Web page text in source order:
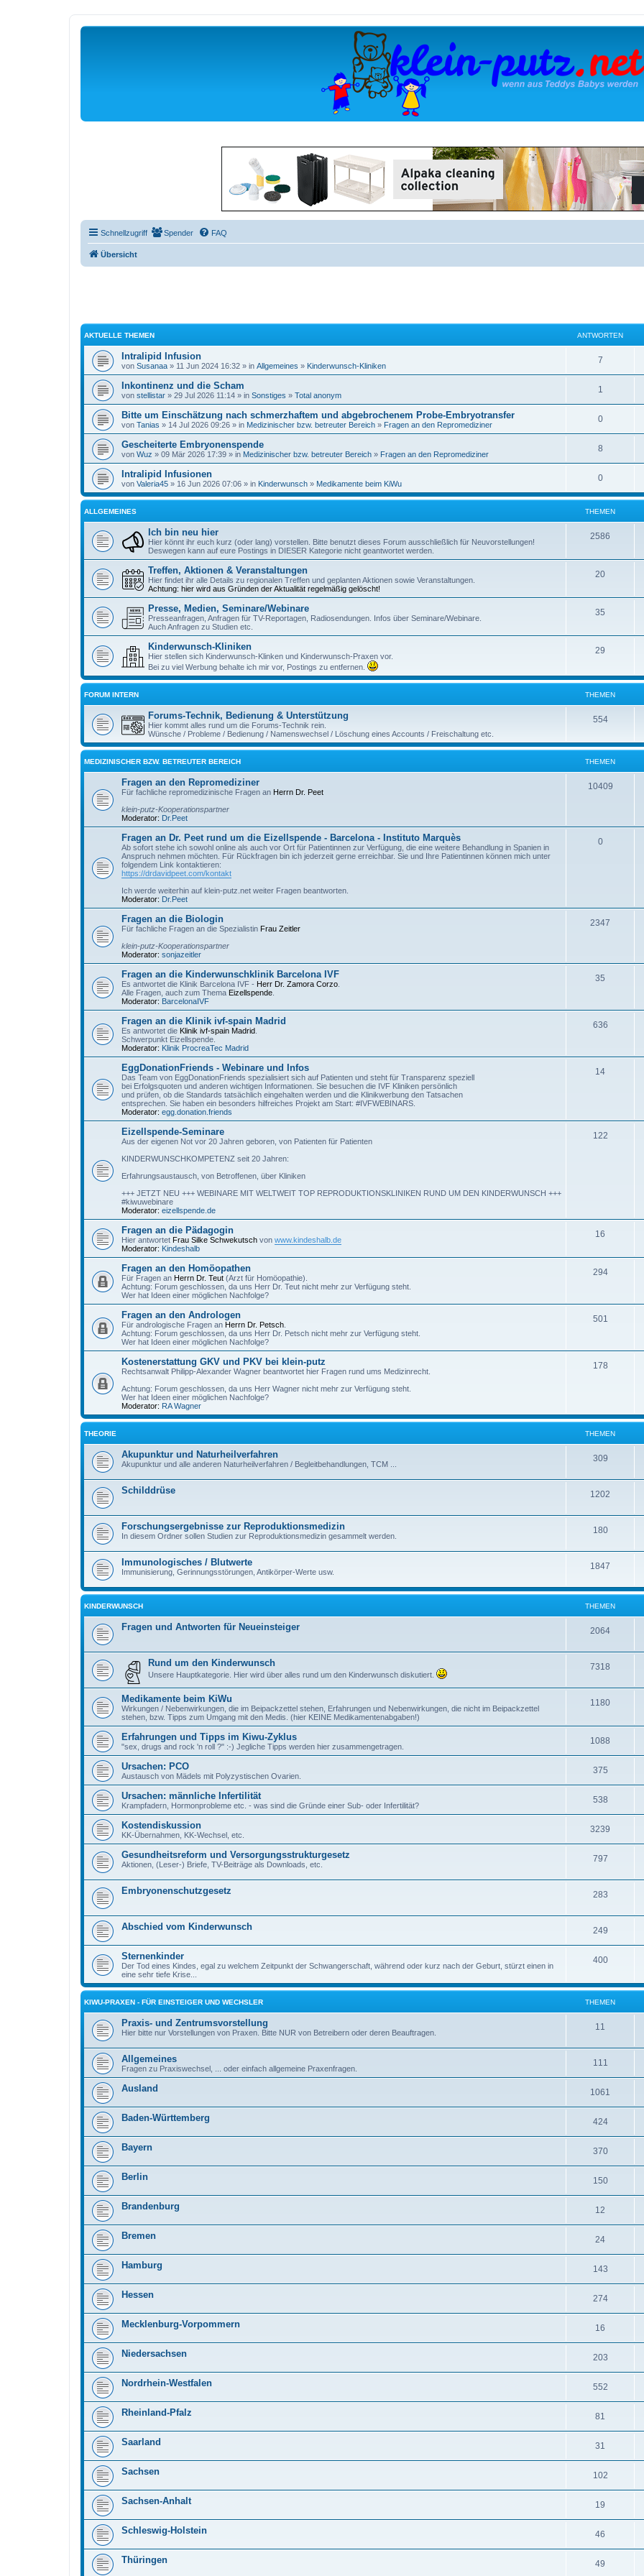
Schnellzugriff Spender FAQ
Übersicht
AKTUELLE THEMEN ANTWORTEN
Intralipid Infusion
von Susanaa » 11 Jun 2024 16:32 » in Allgemeines » Kinderwunsch-Kliniken
7
Inkontinenz und die Scham
von stellistar » 29 Jul 2026 11:14 » in Sonstiges » Total anonym
1
Bitte um Einschätzung nach schmerzhaftem und abgebrochenem Probe-Embryotransfer
von Tanias » 14 Jul 2026 09:26 » in Medizinischer bzw. betreuter Bereich » Fragen an den Repromediziner
0
Gescheiterte Embryonenspende
von Wuz » 09 Mär 2026 17:39 » in Medizinischer bzw. betreuter Bereich » Fragen an den Repromediziner
8
Intralipid Infusionen
von Valeria45 » 16 Jun 2026 07:06 » in Kinderwunsch » Medikamente beim KiWu
0
ALLGEMEINES THEMEN
Ich bin neu hier
Hier könnt ihr euch kurz (oder lang) vorstellen. Bitte benutzt dieses Forum ausschließlich für Neuvorstellungen!
Deswegen kann auf eure Postings in DIESER Kategorie nicht geantwortet werden.
2586
Treffen, Aktionen & Veranstaltungen
Hier findet ihr alle Details zu regionalen Treffen und geplanten Aktionen sowie Veranstaltungen.
Achtung: hier wird aus Gründen der Aktualität regelmäßig gelöscht!
20
Presse, Medien, Seminare/Webinare
Presseanfragen, Anfragen für TV-Reportagen, Radiosendungen. Infos über Seminare/Webinare.
Auch Anfragen zu Studien etc.
35
Kinderwunsch-Kliniken
Hier stellen sich Kinderwunsch-Klinken und Kinderwunsch-Praxen vor.
Bei zu viel Werbung behalte ich mir vor, Postings zu entfernen.
29
FORUM INTERN THEMEN
Forums-Technik, Bedienung & Unterstützung
Hier kommt alles rund um die Forums-Technik rein.
Wünsche / Probleme / Bedienung / Namenswechsel / Löschung eines Accounts / Freischaltung etc.
554
MEDIZINISCHER BZW. BETREUTER BEREICH THEMEN
Fragen an den Repromediziner
Für fachliche repromedizinische Fragen an Herrn Dr. Peet
klein-putz-Kooperationspartner
Moderator: Dr.Peet
10409
Fragen an Dr. Peet rund um die Eizellspende - Barcelona - Instituto Marquès
Ab sofort stehe ich sowohl online als auch vor Ort für Patientinnen zur Verfügung, die eine weitere Behandlung in Spanien in
Anspruch nehmen möchten. Für Rückfragen bin ich jederzeit gerne erreichbar. Sie und Ihre Patientinnen können mich unter
folgendem Link kontaktieren:
https://drdavidpeet.com/kontakt
Ich werde weiterhin auf klein-putz.net weiter Fragen beantworten.
Moderator: Dr.Peet
0
Fragen an die Biologin
Für fachliche Fragen an die Spezialistin Frau Zeitler
klein-putz-Kooperationspartner
Moderator: sonjazeitler
2347
Fragen an die Kinderwunschklinik Barcelona IVF
Es antwortet die Klinik Barcelona IVF - Herr Dr. Zamora Corzo
Alle Fragen, auch zum Thema Eizellspende
Moderator: BarcelonaIVF
35
Fragen an die Klinik ivf-spain Madrid
Es antwortet die Klinik ivf-spain Madrid
Schwerpunkt Eizellspende.
Moderator: Klinik ProcreaTec Madrid
636
EggDonationFriends - Webinare und Infos
Das Team von EggDonationFriends spezialisiert sich auf Patienten und steht für Transparenz speziell
bei Erfolgsquoten und anderen wichtigen Informationen. Sie besuchen die IVF Kliniken persönlich
und prüfen, ob die Standards tatsächlich eingehalten werden und die Klinikwerbung den Tatsachen
entsprechen. Sie haben ein besonders hilfreiches Projekt am Start: #IVFWEBINARS.
Moderator: egg.donation.friends
14
Eizellspende-Seminare
Aus der eigenen Not vor 20 Jahren geboren, von Patienten für Patienten
KINDERWUNSCHKOMPETENZ seit 20 Jahren:
Erfahrungsaustausch, von Betroffenen, über Kliniken
+++ JETZT NEU +++ WEBINARE MIT WELTWEIT TOP REPRODUKTIONSKLINIKEN RUND UM DEN KINDERWUNSCH +++
#kiwuwebinare
Moderator: eizellspende.de
122
Fragen an die Pädagogin
Hier antwortet Frau Silke Schwekutsch von www.kindeshalb.de
Moderator: Kindeshalb
16
Fragen an den Homöopathen
Für Fragen an Herrn Dr. Teut (Arzt für Homöopathie).
Achtung: Forum geschlossen, da uns Herr Dr. Teut nicht mehr zur Verfügung steht.
Wer hat Ideen einer möglichen Nachfolge?
294
Fragen an den Andrologen
Für andrologische Fragen an Herrn Dr. Petsch
Achtung: Forum geschlossen, da uns Herr Dr. Petsch nicht mehr zur Verfügung steht.
Wer hat Ideen einer möglichen Nachfolge?
501
Kostenerstattung GKV und PKV bei klein-putz
Rechtsanwalt Philipp-Alexander Wagner beantwortet hier Fragen rund ums Medizinrecht.
Achtung: Forum geschlossen, da uns Herr Wagner nicht mehr zur Verfügung steht.
Wer hat Ideen einer möglichen Nachfolge?
Moderator: RA Wagner
178
THEORIE THEMEN
Akupunktur und Naturheilverfahren
Akupunktur und alle anderen Naturheilverfahren / Begleitbehandlungen, TCM ...
309
Schilddrüse 1202
Forschungsergebnisse zur Reproduktionsmedizin
In diesem Ordner sollen Studien zur Reproduktionsmedizin gesammelt werden.
180
Immunologisches / Blutwerte
Immunisierung, Gerinnungsstörungen, Antikörper-Werte usw.
1847
KINDERWUNSCH THEMEN
Fragen und Antworten für Neueinsteiger 2064
Rund um den Kinderwunsch
Unsere Hauptkategorie. Hier wird über alles rund um den Kinderwunsch diskutiert.
7318
Medikamente beim KiWu
Wirkungen / Nebenwirkungen, die im Beipackzettel stehen, Erfahrungen und Nebenwirkungen, die nicht im Beipackzettel
stehen, bzw. Tipps zum Umgang mit den Medis. (hier KEINE Medikamentenabgaben!)
1180
Erfahrungen und Tipps im Kiwu-Zyklus
"sex, drugs and rock 'n roll ?" :-) Jegliche Tipps werden hier zusammengetragen.
1088
Ursachen: PCO
Austausch von Mädels mit Polyzystischen Ovarien.
375
Ursachen: männliche Infertilität
Krampfadern, Hormonprobleme etc. - was sind die Gründe einer Sub- oder Infertilität?
538
Kostendiskussion
KK-Übernahmen, KK-Wechsel, etc.
3239
Gesundheitsreform und Versorgungsstrukturgesetz
Aktionen, (Leser-) Briefe, TV-Beiträge als Downloads, etc.
797
Embryonenschutzgesetz 283
Abschied vom Kinderwunsch 249
Sternenkinder
Der Tod eines Kindes, egal zu welchem Zeitpunkt der Schwangerschaft, während oder kurz nach der Geburt, stürzt einen in
eine sehr tiefe Krise...
400
KIWU-PRAXEN - FÜR EINSTEIGER UND WECHSLER THEMEN
Praxis- und Zentrumsvorstellung
Hier bitte nur Vorstellungen von Praxen. Bitte NUR von Betreibern oder deren Beauftragen.
11
Allgemeines
Fragen zu Praxiswechsel, ... oder einfach allgemeine Praxenfragen.
111
Ausland 1061
Baden-Württemberg 424
Bayern 370
Berlin 150
Brandenburg 12
Bremen 24
Hamburg 143
Hessen 274
Mecklenburg-Vorpommern 16
Niedersachsen 203
Nordrhein-Westfalen 552
Rheinland-Pfalz 81
Saarland 31
Sachsen 102
Sachsen-Anhalt 19
Schleswig-Holstein 46
Thüringen 49